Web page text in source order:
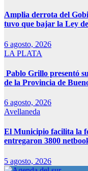
Amplia derrota del
tuvo que bajar la Ley
6 agosto, 2026
LA PLATA
Pablo Grillo presentó
de la Provincia de
6 agosto, 2026
Avellaneda
El Municipio facilita la
entregaron 3800
5 agosto, 2026